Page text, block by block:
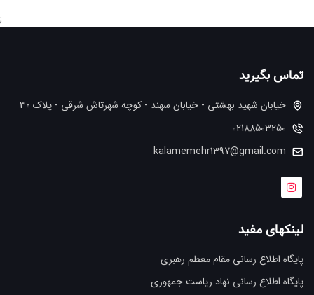
;
تماس بگیرید
خیابان شهید بهشتی - خیابان سهند - کوچه شهرتاش شرقی - پلاک 30
02188503250
kalamemehr1397@gmail.com
لینکهای مفید
پایگاه اطلاع رسانی مقام معظم رهبری
پایگاه اطلاع رسانی نهاد ریاست جمهوری